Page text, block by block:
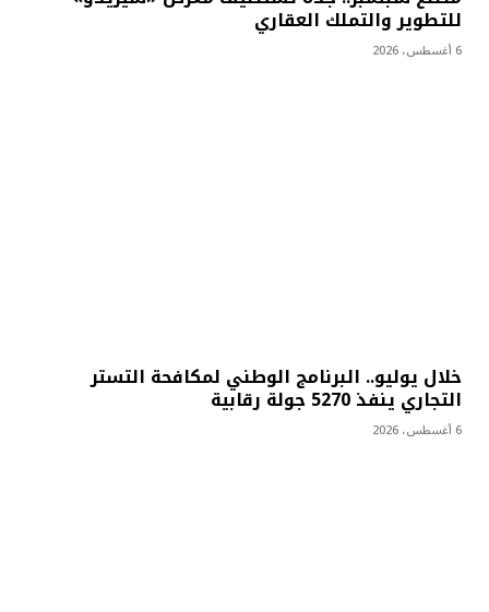
للتطوير والتملك العقاري
6 أغسطس، 2026
خلال يوليو.. البرنامج الوطني لمكافحة التستر
التجاري ينفذ 5270 جولة رقابية
6 أغسطس، 2026